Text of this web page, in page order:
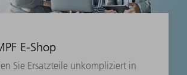
E-Shop
Sie Ersatzteile unkompliziert in